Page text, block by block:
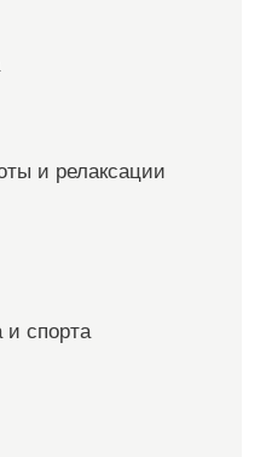
и релаксации
и спорта